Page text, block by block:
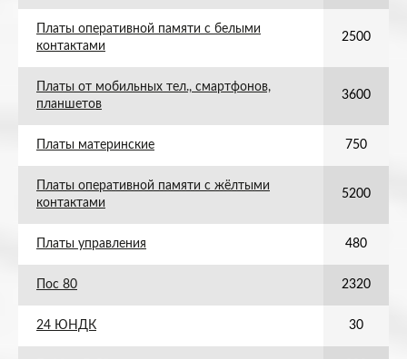
Платы оперативной памяти с белыми
контактами
2500
Платы от мобильных тел., смартфонов,
планшетов
3600
Платы материнские 750
Платы оперативной памяти с жёлтыми
контактами
5200
Платы управления 480
Пос 80 2320
24 ЮНДК 30